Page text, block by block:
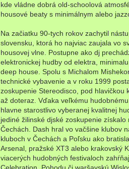
kde vládne dobrá old-schoolová
housové beaty s minimálnym alebo
Na začiatku 90-tych rokov zachytil
slovensku, ktorá ho najviac zaujala vo
housovej vlne. Postupne ako dj
elektronickej hudby od elektra,
deep house. Spolu s Michalom
technické vybavenie a v roku 1999
zoskupenie Stereodisco, pod hlavičkou
až doteraz. Vďaka veľkému
hlavne starostlivo vyberanej kvalitnej
jediné žilinské djské zoskupenie
Čechách. Dash hral vo vačšine klubov
kluboch v Čechách a Poľsku ako
Arsenal, pražské XT3 alebo krakovský
viacerých hudobných festivaloch